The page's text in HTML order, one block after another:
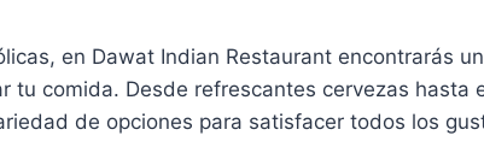
en Dawat Indian Restaurant encontrarás
tu comida. Desde refrescantes cervezas hasta
de opciones para satisfacer todos los